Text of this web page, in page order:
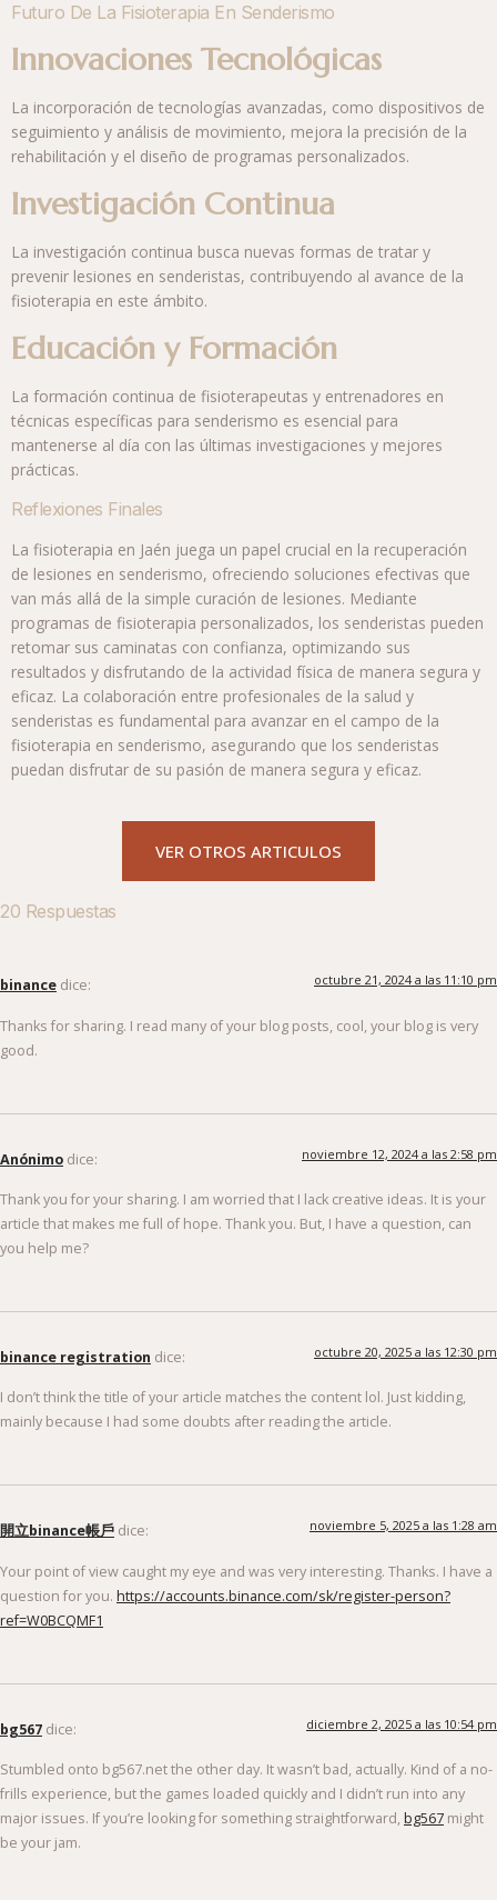
Futuro De La Fisioterapia En Senderismo
Innovaciones Tecnológicas
La incorporación de tecnologías avanzadas, como dispositivos de
seguimiento y análisis de movimiento, mejora la precisión de la
rehabilitación y el diseño de programas personalizados.
Investigación Continua
La investigación continua busca nuevas formas de tratar y
prevenir lesiones en senderistas, contribuyendo al avance de la
fisioterapia en este ámbito.
Educación y Formación
La formación continua de fisioterapeutas y entrenadores en
técnicas específicas para senderismo es esencial para
mantenerse al día con las últimas investigaciones y mejores
prácticas.
Reflexiones Finales
La fisioterapia en Jaén juega un papel crucial en la recuperación
de lesiones en senderismo, ofreciendo soluciones efectivas que
van más allá de la simple curación de lesiones. Mediante
programas de fisioterapia personalizados, los senderistas pueden
retomar sus caminatas con confianza, optimizando sus
resultados y disfrutando de la actividad física de manera segura y
eficaz. La colaboración entre profesionales de la salud y
senderistas es fundamental para avanzar en el campo de la
fisioterapia en senderismo, asegurando que los senderistas
puedan disfrutar de su pasión de manera segura y eficaz.
VER OTROS ARTICULOS
20 Respuestas
binance dice: octubre 21, 2024 a las 11:10 pm
Thanks for sharing. I read many of your blog posts, cool, your blog is very
good.
Anónimo dice: noviembre 12, 2024 a las 2:58 pm
Thank you for your sharing. I am worried that I lack creative ideas. It is your
article that makes me full of hope. Thank you. But, I have a question, can
you help me?
binance registration dice: octubre 20, 2025 a las 12:30 pm
I don’t think the title of your article matches the content lol. Just kidding,
mainly because I had some doubts after reading the article.
開立binance帳戶 dice: noviembre 5, 2025 a las 1:28 am
Your point of view caught my eye and was very interesting. Thanks. I have a
question for you. https://accounts.binance.com/sk/register-person?
ref=W0BCQMF1
bg567 dice: diciembre 2, 2025 a las 10:54 pm
Stumbled onto bg567.net the other day. It wasn’t bad, actually. Kind of a no-
frills experience, but the games loaded quickly and I didn’t run into any
major issues. If you’re looking for something straightforward,bg567 might
be your jam.